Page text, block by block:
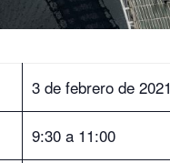
3 de febrero de 2021
9:30 a 11:00